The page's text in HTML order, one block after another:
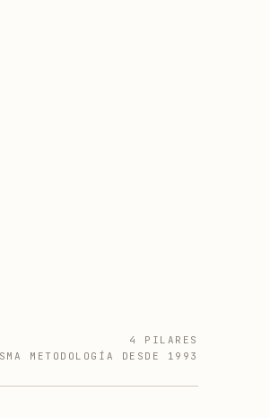
4 PILARES
METODOLOGÍA DESDE 1993